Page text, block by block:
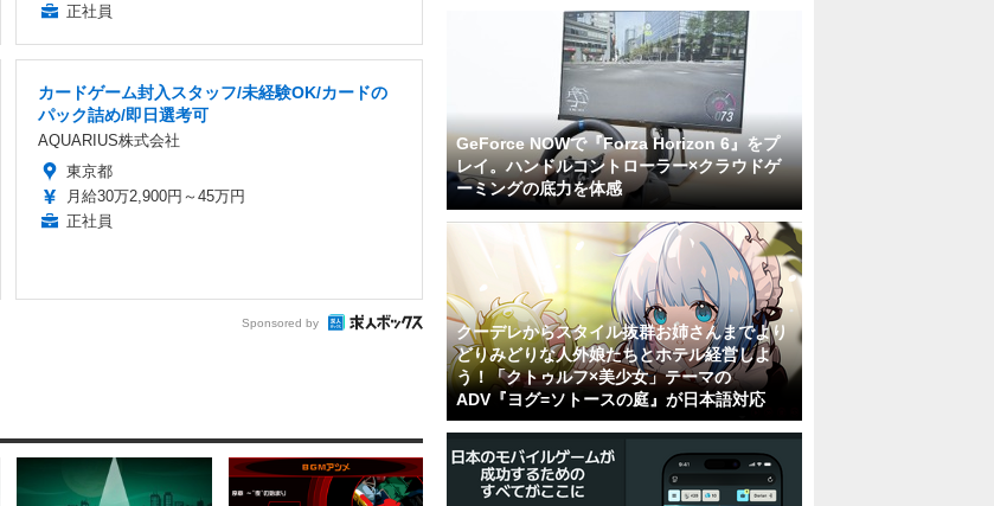
正社員
カードゲーム封入スタッフ/未経験OK/カードの
パック詰め/即日選考可
AQUARIUS株式会社
東京都
月給30万2,900円～45万円
正社員
Sponsored by
GeForce NOWで『Forza Horizon 6』をプ
レイ。ハンドルコントローラー×クラウドゲ
ーミングの底力を体感
クーデレからスタイル抜群お姉さんまでより
どりみどりな人外娘たちとホテル経営しよ
う！「クトゥルフ×美少女」テーマの
ADV『ヨグ=ソトースの庭』が日本語対応